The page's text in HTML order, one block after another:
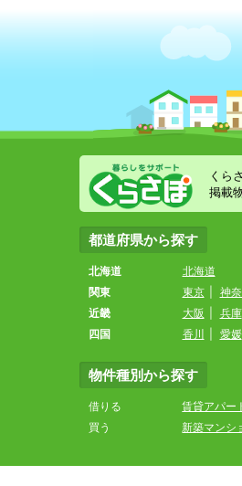
くら
掲載
都道府県から探す
北海道 北海道
関東
東京 神奈
近畿
大阪 兵庫
四国
香川 愛媛
物件種別から探す
借りる 賃貸アパー
買う
新築マンシ